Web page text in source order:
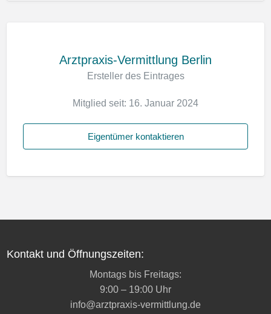
Arztpraxis-Vermittlung Berlin
Ersteller des Eintrages
Mitglied seit: 16. Januar 2024
Eigentümer kontaktieren
Kontakt und Öffnungszeiten:
Montags bis Freitags:
9:00 – 19:00 Uhr
info@arztpraxis-vermittlung.de